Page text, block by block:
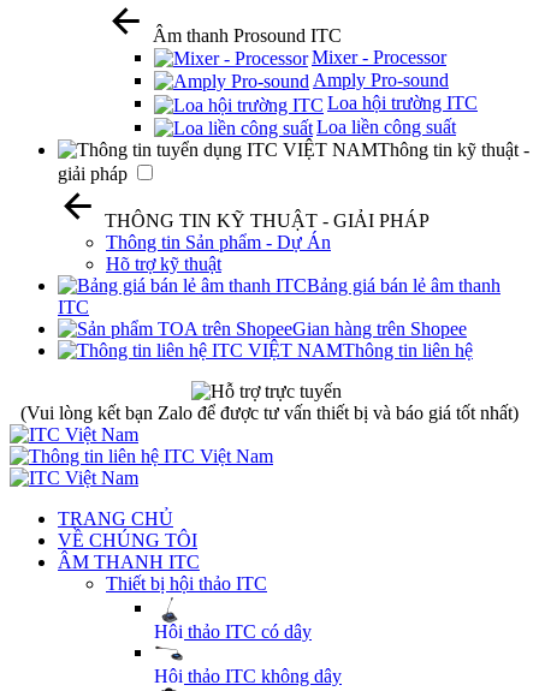
Âm thanh Prosound ITC
Mixer - Processor
Amply Pro-sound
Loa hội trường ITC
Loa liền công suất
Thông tin kỹ thuật -
giải pháp
THÔNG TIN KỸ THUẬT - GIẢI PHÁP
Thông tin Sản phẩm - Dự Án
Hõ trợ kỹ thuật
Bảng giá bán lẻ âm thanh
ITC
Gian hàng trên Shopee
Thông tin liên hệ
(Vui lòng kết bạn Zalo để được tư vấn thiết bị và báo giá tốt nhất)
TRANG CHỦ
VỀ CHÚNG TÔI
ÂM THANH ITC
Thiết bị hội thảo ITC
Hội thảo ITC có dây
Hội thảo ITC không dây